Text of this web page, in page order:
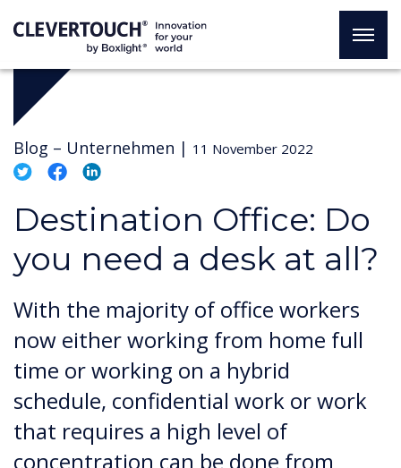
Blog – Unternehmen | 11 November 2022
Destination Office: Do
you need a desk at all?
With the majority of office workers
now either working from home full
time or working on a hybrid
schedule, confidential work or work
that requires a high level of
concentration can be done from